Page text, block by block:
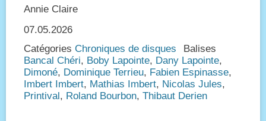
Annie Claire
07.05.2026
Catégories Chroniques de disques
Balises
Bancal Chéri, Boby Lapointe, Dany Lapointe,
Dimoné, Dominique Terrieu, Fabien Espinasse,
Imbert Imbert, Mathias Imbert, Nicolas Jules,
Printival, Roland Bourbon, Thibaut Derien